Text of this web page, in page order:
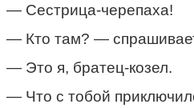
— Сестрица-черепаха!
— Кто там? —
— Это я, братец-козел.
— Что с тобой